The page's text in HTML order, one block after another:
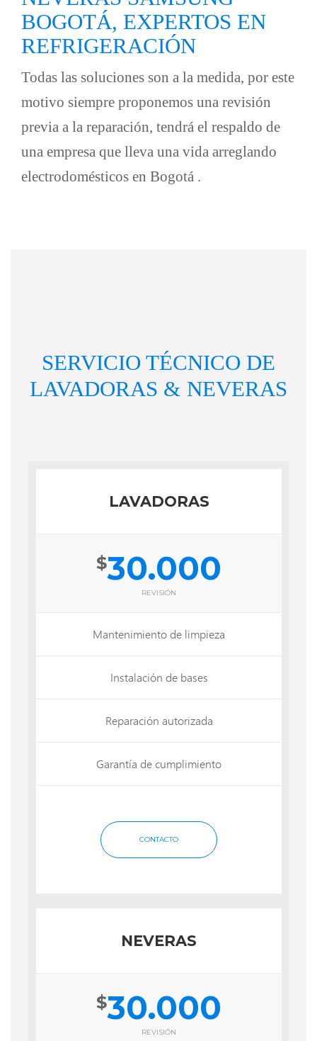
BOGOTÁ, EXPERTOS EN
REFRIGERACIÓN
Todas las soluciones son a la medida, por este
motivo siempre proponemos una revisión
previa a la reparación, tendrá el respaldo de
una empresa que lleva una vida arreglando
electrodomésticos en Bogotá .
SERVICIO TÉCNICO DE
LAVADORAS & NEVERAS
LAVADORAS
$30.000
REVISIÓN
Mantenimiento de limpieza
Instalación de bases
Reparación autorizada
Garantía de cumplimiento
CONTACTO
NEVERAS
$30.000
REVISIÓN